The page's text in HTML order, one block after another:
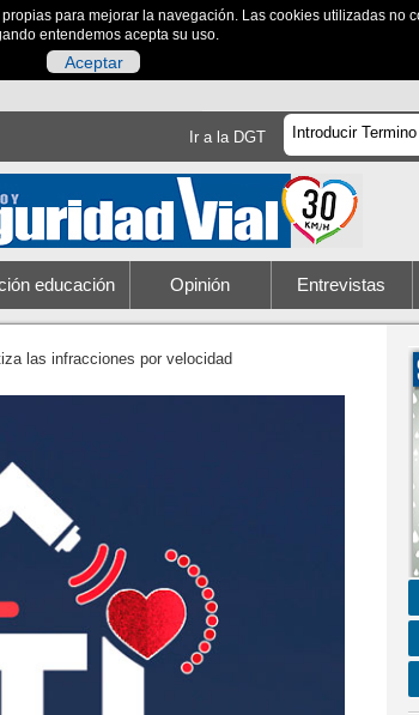
para mejorar la navegación. Las cookies utilizadas
entendemos acepta su uso.
Aceptar
Ir a la DGT
educación Opinión Entrevistas
las infracciones por velocidad